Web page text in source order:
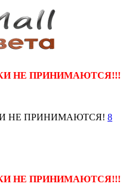
НЕ ПРИНИМАЮТСЯ!!!
НЕ ПРИНИМАЮТСЯ! 8
НЕ ПРИНИМАЮТСЯ!!!